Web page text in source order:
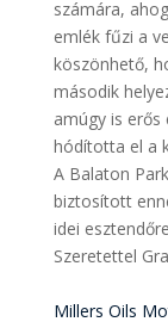
számára,
emlék fűzi a
köszönhető,
második
amúgy is
hódította el a
A Balaton
biztosított
idei
Szeretettel
Millers Oils